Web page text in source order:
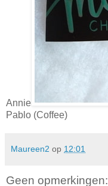
Annie
Pablo (Coffee)
Maureen2 op 12:01
Geen opmerkingen: